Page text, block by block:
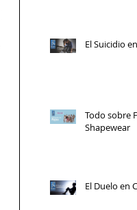
El Suicidio
Todo sobre
Shapewear
El Duelo en